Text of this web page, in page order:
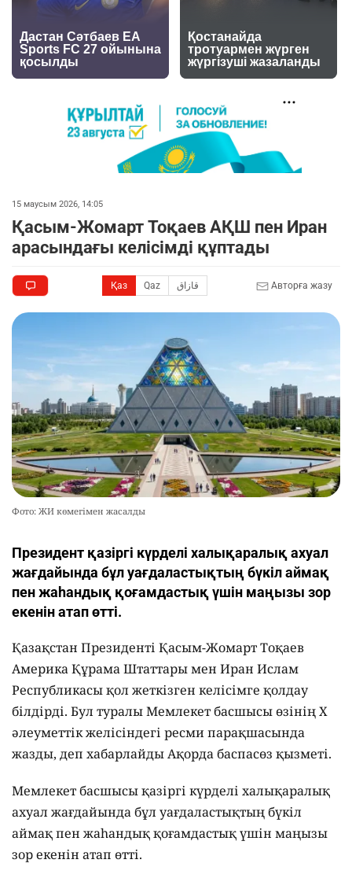
15 маусым 2026, 14:05
Қасым-Жомарт Тоқаев АҚШ пен Иран
арасындағы келісімді құптады
Қаз Qaz قازاق Авторға жазу
Фото: ЖИ көмегімен жасалды
Президент қазіргі күрделі халықаралық ахуал
жағдайында бұл уағдаластықтың бүкіл аймақ
пен жаһандық қоғамдастық үшін маңызы зор
екенін атап өтті.
Қазақстан Президенті Қасым-Жомарт Тоқаев
Америка Құрама Штаттары мен Иран Ислам
Республикасы қол жеткізген келісімге қолдау
білдірді. Бул туралы Мемлекет басшысы өзінің Х
әлеуметтік желісіндегі ресми парақшасында
жазды, деп хабарлайды Ақорда баспасөз қызметі.
Мемлекет басшысы қазіргі күрделі халықаралық
ахуал жағдайында бұл уағдаластықтың бүкіл
аймақ пен жаһандық қоғамдастық үшін маңызы
зор екенін атап өтті.